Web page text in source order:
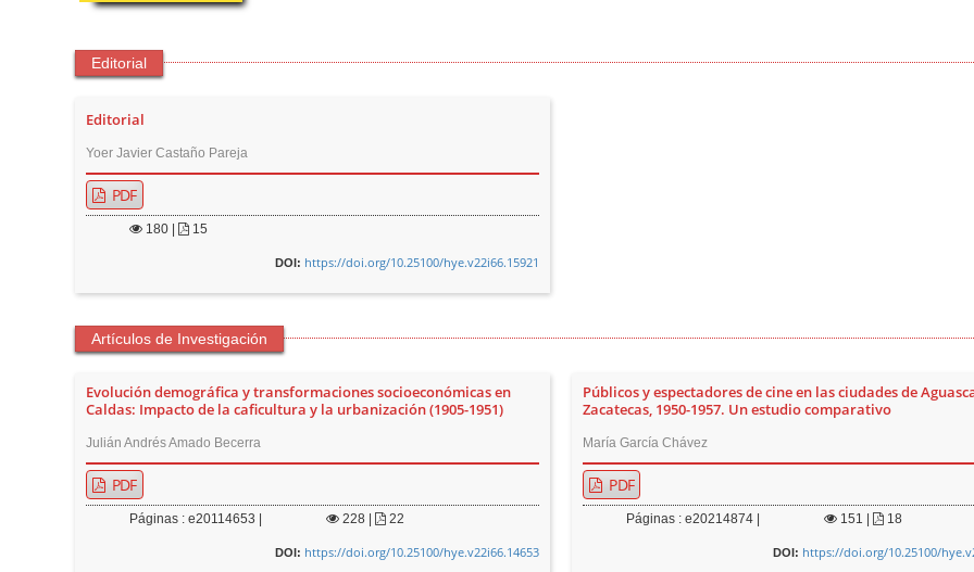
Editorial
Editorial
Yoer Javier Castaño Pareja
PDF
180| 15
DOI: https://doi.org/10.25100/hye.v22i66.15921
Artículos de Investigación
Evolución demográfica y transformaciones socioeconómicas en
Caldas: Impacto de la caficultura y la urbanización (1905-1951)
Julián Andrés Amado Becerra
PDF
Páginas : e20114653 | 228 | 22
DOI: https://doi.org/10.25100/hye.v22i66.14653
Públicos y espectadores de cine en las ciudades de
Zacatecas, 1950-1957. Un estudio comparativo
María García Chávez
PDF
Páginas : e20214874 | 151 | 18
DOI: https://doi.org/10.25100/